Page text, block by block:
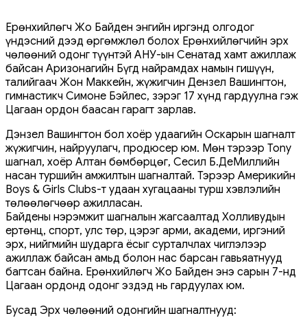
Ерөнхийлөгч Жо Байден энгийн иргэнд олгодог
үндэсний дээд өргөмжлөл болох Ерөнхийлөгчийн эрх
чөлөөний одонг түүнтэй АНУ-ын Сенатад хамт ажиллаж
байсан Аризонагийн Бүгд найрамдах намын гишүүн,
талийгаач Жон Маккейн, жүжигчин Дензел Вашингтон,
гимнастикч Симоне Бэйлес, зэрэг 17 хүнд гардуулна гэж
Цагаан ордон баасан гарагт зарлав.
Дэнзел Вашингтон бол хоёр удаагийн Оскарын шагналт
жүжигчин, найруулагч, продюсер юм. Мөн тэрээр Tony
шагнал, хоёр Алтан бөмбөрцөг, Сесил Б.ДеМиллийн
насан туршийн амжилтын шагналтай. Тэрээр Америкийн
Boys & Girls Clubs-т удаан хугацааны турш хэвлэлийн
төлөөлөгчөөр ажилласан.
Байдены нэрэмжит шагналын жагсаалтад Холливудын
ертөнц, спорт, улс төр, цэрэг арми, академи, иргэний
эрх, нийгмийн шударга ёсыг сурталчлах чиглэлээр
ажиллаж байсан амьд болон нас барсан гавьяатнууд
багтсан байна. Ерөнхийлөгч Жо Байден энэ сарын 7-нд
Цагаан ордонд одонг эздэд нь гардуулах юм.
Бусад Эрх чөлөөний одонгийн шагналтнууд: